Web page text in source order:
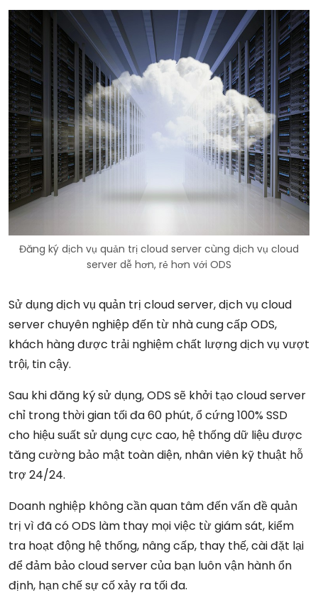
Đăng ký dịch vụ quản trị cloud server cùng dịch vụ cloud
server dễ hơn, rẻ hơn với ODS
Sử dụng dịch vụ quản trị cloud server, dịch vụ cloud
server chuyên nghiệp đến từ nhà cung cấp ODS,
khách hàng được trải nghiệm chất lượng dịch vụ vượt
trội, tin cậy.
Sau khi đăng ký sử dụng, ODS sẽ khởi tạo cloud server
chỉ trong thời gian tối đa 60 phút, ổ cứng 100% SSD
cho hiệu suất sử dụng cực cao, hệ thống dữ liệu được
tăng cường bảo mật toàn diện, nhân viên kỹ thuật hỗ
trợ 24/24.
Doanh nghiệp không cần quan tâm đến vấn đề quản
trị vì đã có ODS làm thay mọi việc từ giám sát, kiểm
tra hoạt động hệ thống, nâng cấp, thay thế, cài đặt lại
để đảm bảo cloud server của bạn luôn vận hành ổn
định, hạn chế sự cố xảy ra tối đa.